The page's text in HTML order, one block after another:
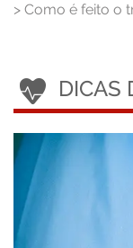
> Como é feito o
DICAS